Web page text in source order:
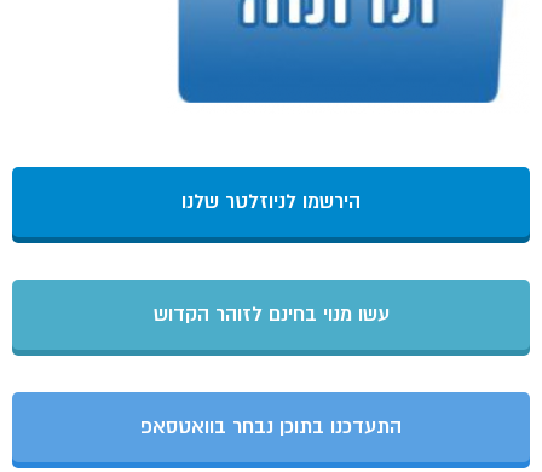
הירשמו לניוזלטר שלנו
עשו מנוי בחינם לזוהר הקדוש
התעדכנו בתוכן נבחר בוואטסאפ